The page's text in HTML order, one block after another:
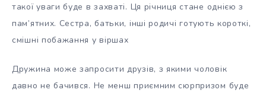
такої уваги буде в захваті. Ця річниця стане однією з
пам’ятних. Сестра, батьки, інші родичі готують короткі,
смішні побажання у віршах
Дружина може запросити друзів, з якими чоловік
давно не бачився. Не менш приємним сюрпризом буде